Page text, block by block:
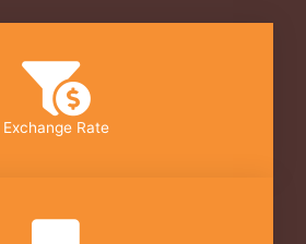
Exchange Rate